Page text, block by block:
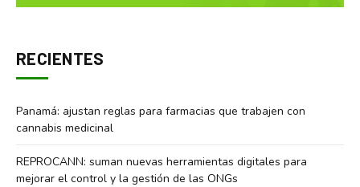
RECIENTES
Panamá: ajustan reglas para farmacias que trabajen con
cannabis medicinal
REPROCANN: suman nuevas herramientas digitales para
mejorar el control y la gestión de las ONGs